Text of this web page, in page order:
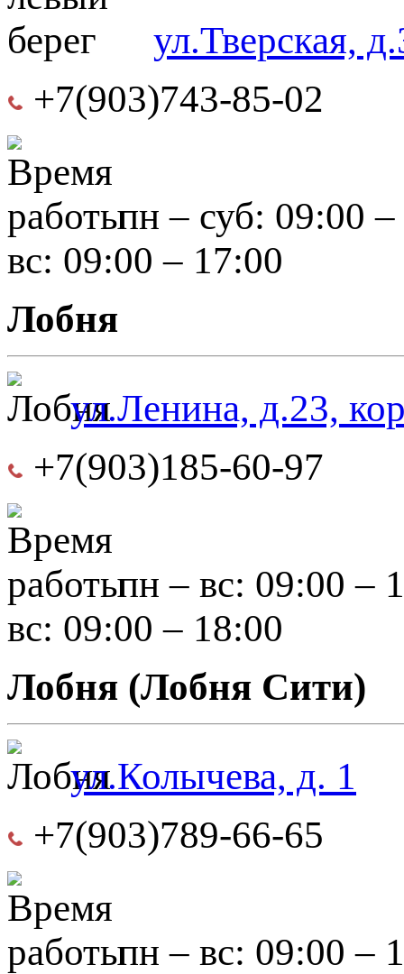
ул.Тверская,
+7(903)743-85-02
пн – суб: 09:00 –
вс: 09:00 – 17:00
Лобня
ул.Ленина, д.23,
+7(903)185-60-97
пн – вс: 09:00 –
вс: 09:00 – 18:00
Лобня (Лобня Сити)
ул.Колычева, д. 1
+7(903)789-66-65
пн – вс: 09:00 –